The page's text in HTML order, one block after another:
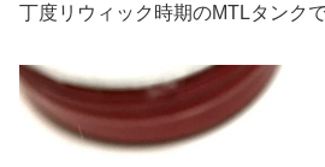
丁度リウィック時期のMTLタンクで